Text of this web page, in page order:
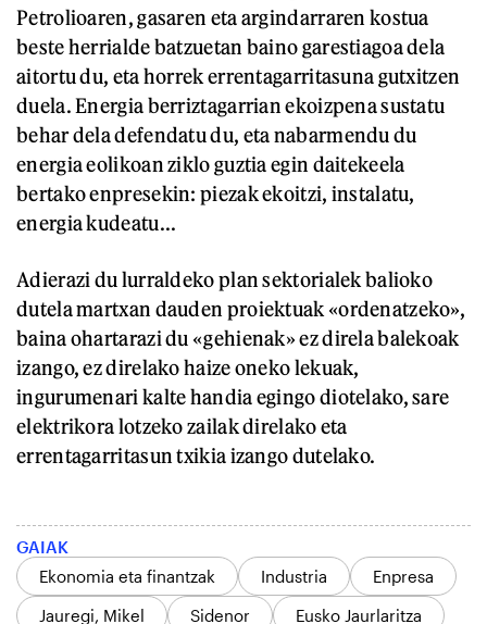
Petrolioaren, gasaren eta argindarraren kostua
beste herrialde batzuetan baino garestiagoa dela
aitortu du, eta horrek errentagarritasuna gutxitzen
duela. Energia berriztagarrian ekoizpena sustatu
behar dela defendatu du, eta nabarmendu du
energia eolikoan ziklo guztia egin daitekeela
bertako enpresekin: piezak ekoitzi, instalatu,
energia kudeatu...
Adierazi du lurraldeko plan sektorialek balioko
dutela martxan dauden proiektuak «ordenatzeko»,
baina ohartarazi du «gehienak» ez direla balekoak
izango, ez direlako haize oneko lekuak,
ingurumenari kalte handia egingo diotelako, sare
elektrikora lotzeko zailak direlako eta
errentagarritasun txikia izango dutelako.
GAIAK
Ekonomia eta finantzak
Industria
Enpresa
Jauregi, Mikel
Sidenor
Eusko Jaurlaritza